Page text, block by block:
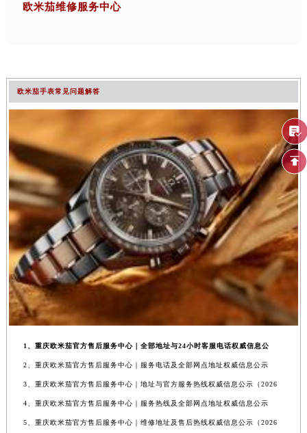
欧米茄维修服务中心
欧米茄手表常见问题解答
1、重庆欧米茄官方售后服务中心｜全部地址与24小时客服电话权威信息公
2、重庆欧米茄官方售后服务中心｜服务电话及全部网点地址权威信息公示
3、重庆欧米茄官方售后服务中心｜地址与官方服务热线权威信息公示（2026
4、重庆欧米茄官方售后服务中心｜服务热线及全部网点地址权威信息公示
5、重庆欧米茄官方售后服务中心｜维修地址及售后热线权威信息公示（2026